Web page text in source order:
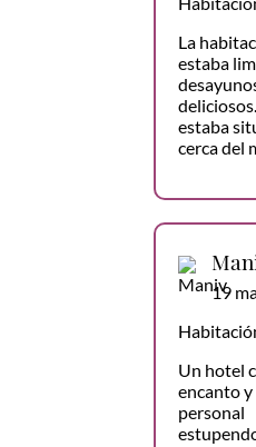
La
estaba
estaba
cerca del
19
Un hotel
encanto y
personal